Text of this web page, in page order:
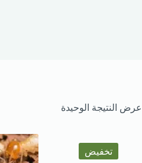
عرض النتيجة الوحيدة
تخفيض